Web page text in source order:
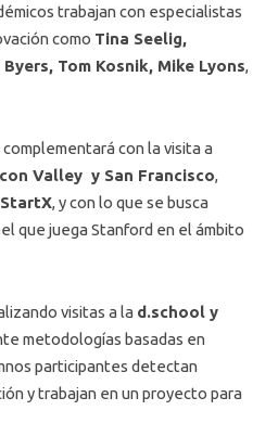
trabajan con especialistas
como Tina Seelig,
Tom Kosnik, Mike Lyons,
con la visita a
Valley y San Francisco,
, y con lo que se busca
que juega Stanford en el ámbito
visitas a la d.school y
metodologías basadas en
participantes detectan
y trabajan en un proyecto para